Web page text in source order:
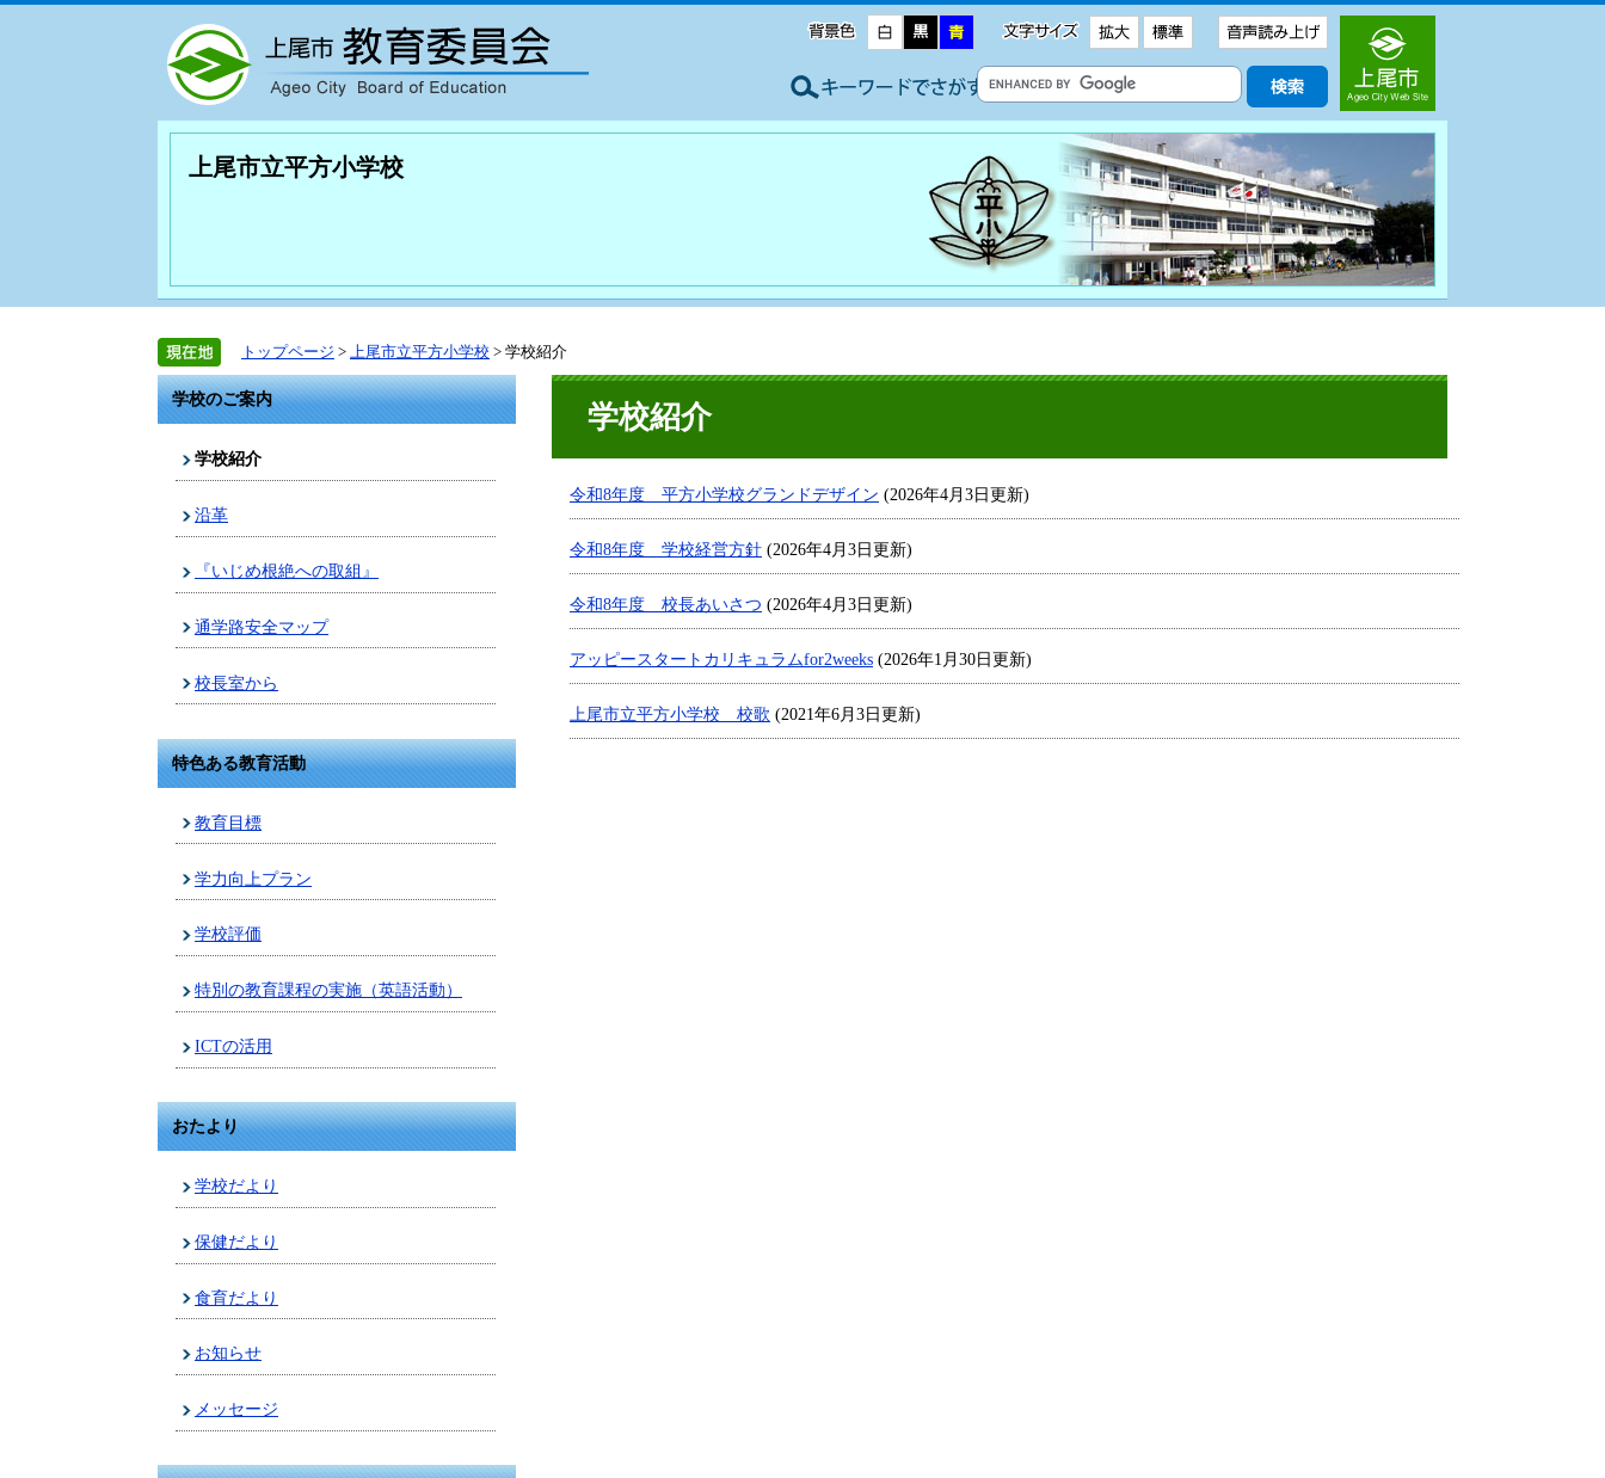
上尾市立平方小学校
トップページ > 上尾市立平方小学校 > 学校紹介
学校のご案内
学校紹介
沿革
『いじめ根絶への取組』
通学路安全マップ
校長室から
特色ある教育活動
教育目標
学力向上プラン
学校評価
特別の教育課程の実施（英語活動）
ICTの活用
おたより
学校だより
保健だより
食育だより
お知らせ
メッセージ
学校紹介
令和8年度 平方小学校グランドデザイン (2026年4月3日更新)
令和8年度 学校経営方針 (2026年4月3日更新)
令和8年度 校長あいさつ (2026年4月3日更新)
アッピースタートカリキュラムfor2weeks (2026年1月30日更新)
上尾市立平方小学校 校歌 (2021年6月3日更新)